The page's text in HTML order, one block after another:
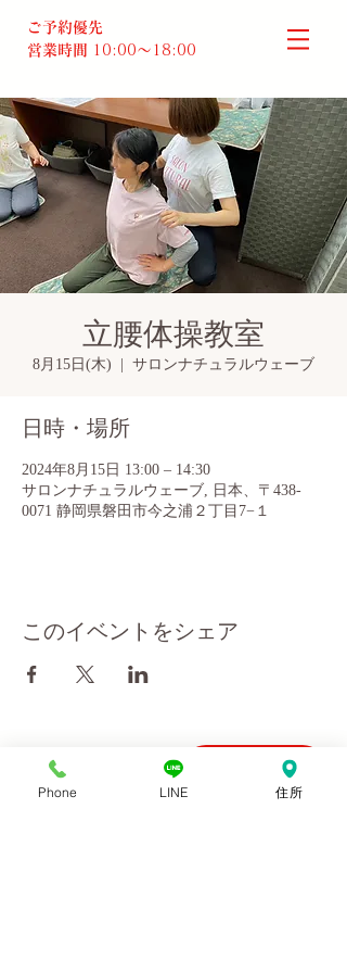
ご予約優先
営業時間 10:00～18:00​
立腰体操教室
8月15日(木) サロンナチュラルウェーブ
日時・場所
2024年8月15日 13:00 – 14:30
サロンナチュラルウェーブ, 日本、〒438-
0071 静岡県磐田市今之浦２丁目7−１
このイベントをシェア
会社概要
お問い合わせ
10:00～18:00
Phone LINE 住所